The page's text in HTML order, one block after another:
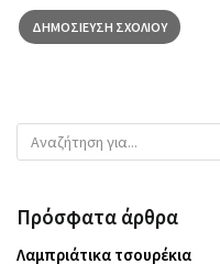
Πρόσφατα άρθρα
Λαμπριάτικα τσουρέκια